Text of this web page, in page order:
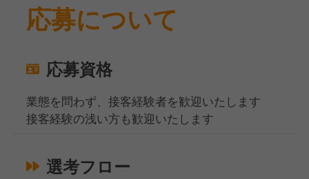
応募について
応募資格
業態を問わず、接客経験者を歓迎いたします
接客経験の浅い方も歓迎いたします
選考フロー